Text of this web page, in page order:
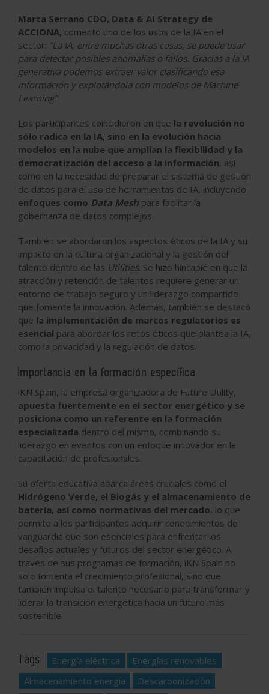
Marta Serrano CDO, Data & AI Strategy de
ACCIONA, comentó uno de los usos de la IA en el
sector: “La IA, entre muchas otras cosas, se puede usar
para detectar posibles anomalías o fallos. Gracias a la IA
generativa podemos extraer valor clasificando esa
información y explotándola con modelos de Machine
Learning”.
Los participantes coincidieron en que la revolución no
sólo radica en la IA, sino en la evolución hacia
modelos en la nube que amplían la flexibilidad y la
democratización del acceso a la información, así
como en la necesidad de preparar el sistema de gestión
de datos para el uso de herramientas de IA, incluyendo
enfoques como Data Mesh para facilitar la
gobernanza de datos complejos.
También se abordaron los aspectos éticos de la IA y su
impacto en la cultura organizacional y la gestión del
talento dentro de las Utilities. Se hizo hincapié en que la
atracción y retención de talentos requiere generar un
entorno de trabajo seguro y un liderazgo compartido
que fomente la innovación. Además, también se destacó
que la implementación de marcos regulatorios es
esencial para abordar los retos éticos que plantea la IA,
como la privacidad y la regulación de datos.
Importancia en la formación específica
iKN Spain, la empresa organizadora de Future Utility,
apuesta fuertemente en el sector energético y se
posiciona como un referente en la formación
especializada dentro del mismo, combinando su
liderazgo en eventos con un enfoque innovador en la
capacitación de profesionales.
Su oferta educativa abarca áreas cruciales como el
Hidrógeno Verde, el Biogás y el almacenamiento de
batería, así como normativas del mercado, lo que
permite a los participantes adquirir conocimientos de
vanguardia que son esenciales para enfrentar los
desafíos actuales y futuros del sector energético. A
través de sus programas de formación, iKN Spain no
solo fomenta el crecimiento profesional, sino que
también impulsa el talento necesario para transformar y
liderar la transición energética hacia un futuro más
sostenible
Tags: Energía eléctrica
Energías renovables
Almacenamiento energía
Descarbonización